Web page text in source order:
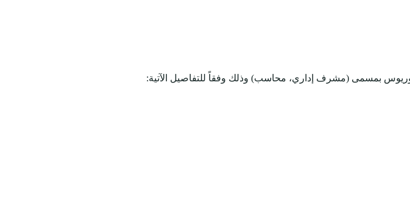
بمسمى (مشرف إداري، محاسب) وذلك وفقاً للتفاصيل الآتية: